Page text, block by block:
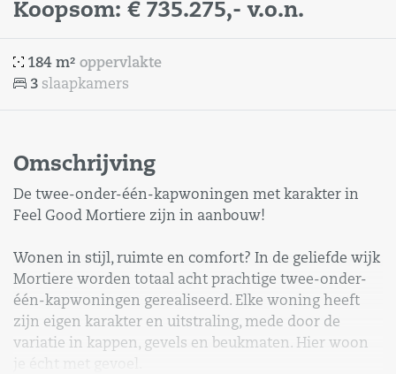
Koopsom: € 735.275,-v.o.n.
184 m² oppervlakte
3 slaapkamers
Omschrijving
De twee-onder-één-kapwoningen met karakter in
Feel Good Mortiere zijn in aanbouw!
Wonen in stijl, ruimte en comfort? In de geliefde wijk
Mortiere worden totaal acht prachtige twee-onder-
één-kapwoningen gerealiseerd. Elke woning heeft
zijn eigen karakter en uitstraling, mede door de
variatie in kappen, gevels en beukmaten. Hier woon